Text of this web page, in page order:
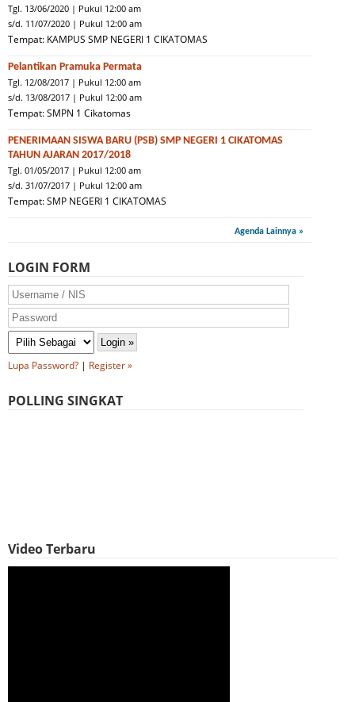
Tgl. 13/06/2020 | Pukul 12:00 am
s/d. 11/07/2020 | Pukul 12:00 am
Tempat: KAMPUS SMP NEGERI 1 CIKATOMAS
Pelantikan Pramuka Permata
Tgl. 12/08/2017 | Pukul 12:00 am
s/d. 13/08/2017 | Pukul 12:00 am
Tempat: SMPN 1 Cikatomas
PENERIMAAN SISWA BARU (PSB) SMP NEGERI 1 CIKATOMAS
TAHUN AJARAN 2017/2018
Tgl. 01/05/2017 | Pukul 12:00 am
s/d. 31/07/2017 | Pukul 12:00 am
Tempat: SMP NEGERI 1 CIKATOMAS
Agenda Lainnya »
LOGIN FORM
Lupa Password? | Register »
POLLING SINGKAT
Video Terbaru